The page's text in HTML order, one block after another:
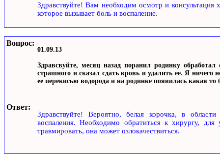
Здравствуйте! Вам необходим осмотр и консультация
которое вызывает боль и воспаление.
Вопрос:
01.09.13
Здравсвуйте, месяц назад поранил родинку
страшного и сказал сдать кровь и удалить ее. Я ничего
ее перекисью водорода и на родинке появилась какая
Ответ:
Здравствуйте! Вероятно, белая корочка, в
воспаления. Необходимо обратиться к хирургу,
травмировать, она может озлокачествиться.